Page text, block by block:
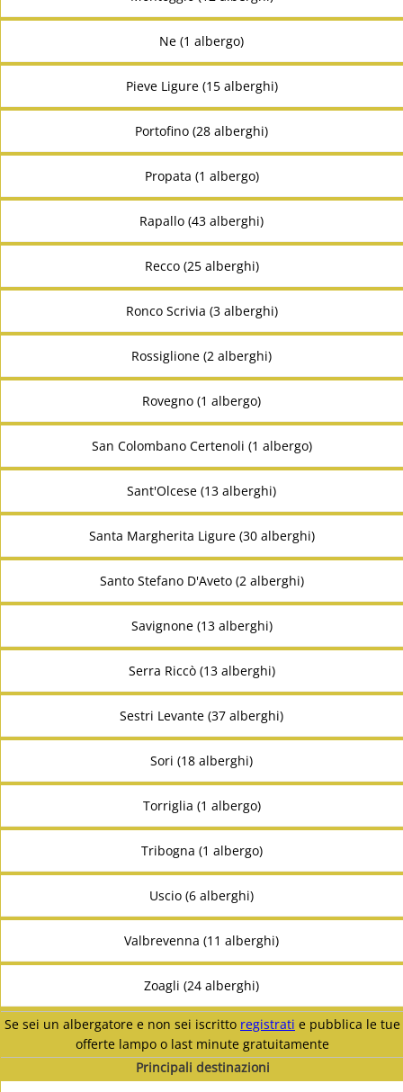
Ne (1 albergo)
Pieve Ligure (15 alberghi)
Portofino (28 alberghi)
Propata (1 albergo)
Rapallo (43 alberghi)
Recco (25 alberghi)
Ronco Scrivia (3 alberghi)
Rossiglione (2 alberghi)
Rovegno (1 albergo)
San Colombano Certenoli (1 albergo)
Sant'Olcese (13 alberghi)
Santa Margherita Ligure (30 alberghi)
Santo Stefano D'Aveto (2 alberghi)
Savignone (13 alberghi)
Serra Riccò (13 alberghi)
Sestri Levante (37 alberghi)
Sori (18 alberghi)
Torriglia (1 albergo)
Tribogna (1 albergo)
Uscio (6 alberghi)
Valbrevenna (11 alberghi)
Zoagli (24 alberghi)
Se sei un albergatore e non sei iscritto registrati e pubblica le tue
offerte lampo o last minute gratuitamente
Principali destinazioni